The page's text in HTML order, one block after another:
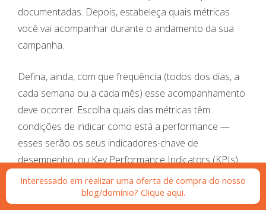
documentadas. Depois, estabeleça quais métricas
você vai acompanhar durante o andamento da sua
campanha.
Defina, ainda, com que frequência (todos dos dias, a
cada semana ou a cada mês) esse acompanhamento
deve ocorrer. Escolha quais das métricas têm
condições de indicar como está a performance —
esses serão os seus indicadores-chave de
desempenho, ou Key Performance Indicators (KPIs).
Assim, você terá as informações necessárias para
Interessado em realizar uma oferta de compra do nosso
blog/domínio? Clique aqui.